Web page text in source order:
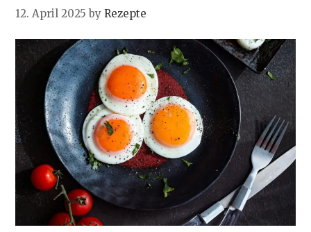
12. April 2025 byRezepte